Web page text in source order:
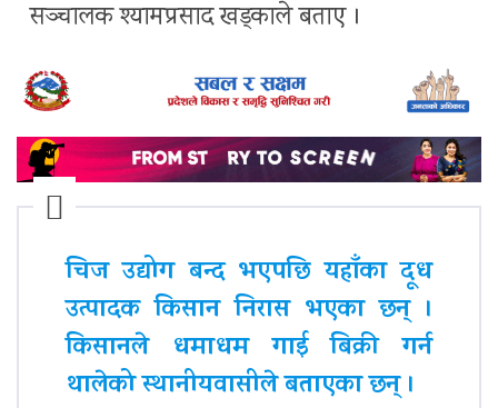
सञ्चालक श्यामप्रसाद खड्काले बताए ।
चिज उद्योग बन्द भएपछि यहाँका दूध
उत्पादक किसान निरास भएका छन् ।
किसानले धमाधम गाई बिक्री गर्न
थालेको स्थानीयवासीले बताएका छन् ।